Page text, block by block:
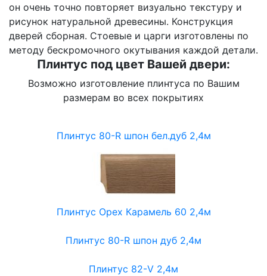
он очень точно повторяет визуально текстуру и
рисунок натуральной древесины. Конструкция
дверей сборная. Стоевые и царги изготовлены по
методу бескромочного окутывания каждой детали.
Плинтус под цвет Вашей двери:
Возможно изготовление плинтуса по Вашим
размерам во всех покрытиях
Плинтус 80-R шпон бел.дуб 2,4м
Плинтус Орех Карамель 60 2,4м
Плинтус 80-R шпон дуб 2,4м
Плинтус 82-V 2,4м